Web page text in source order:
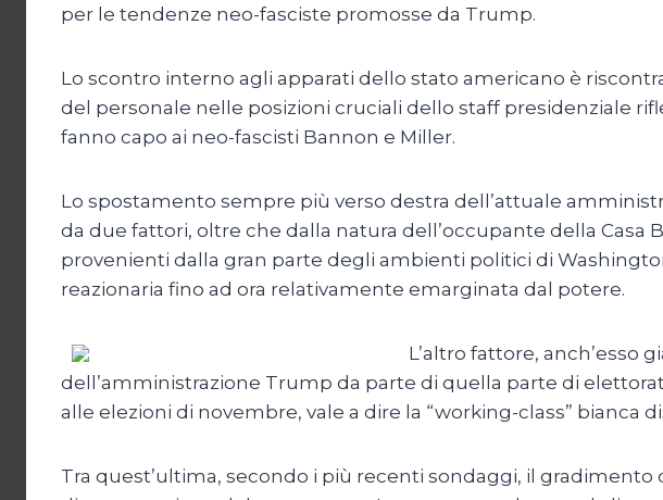
per le tendenze neo-fasciste promosse da Trump.
Lo scontro interno agli apparati dello stato americano è
del personale nelle posizioni cruciali dello staff presidenziale
fanno capo ai neo-fascisti Bannon e Miller.
Lo spostamento sempre più verso destra dell’attuale
da due fattori, oltre che dalla natura dell’occupante della
provenienti dalla gran parte degli ambienti politici di
reazionaria fino ad ora relativamente emarginata dal potere.
L’altro fattore, anch’esso
dell’amministrazione Trump da parte di quella parte di
alle elezioni di novembre, vale a dire la “working-class” bianca
Tra quest’ultima, secondo i più recenti sondaggi, il